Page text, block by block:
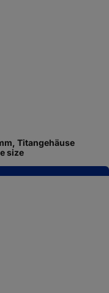
Titangehäuse
size